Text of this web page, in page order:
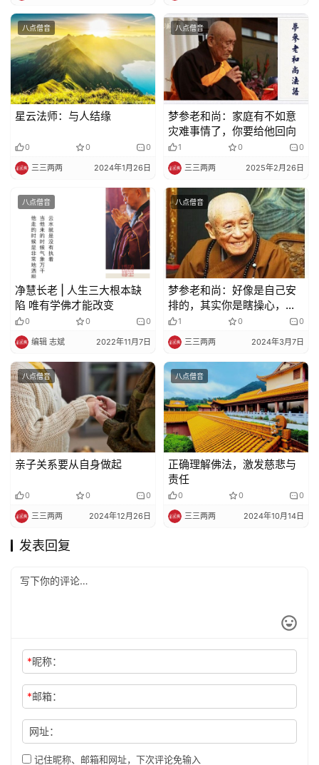
佛
教
艺
术
政
策
规
免
八点僧音
星云法师：与人结缘
0 0 0
三三两两 2024年1月26日
八点僧音
梦参老和尚：家庭有不如意
灾难事情了，你要给他回向
1 0 0
三三两两 2025年2月26日
八点僧音
净慧长老 | 人生三大根本缺
陷 唯有学佛才能改变
0 0 0
编辑 志斌 2022年11月7日
八点僧音
梦参老和尚：好像是自己安
排的，其实你是瞎操心，早
就安排好了
1 0 0
三三两两 2024年3月7日
八点僧音
亲子关系要从自身做起
0 0 0
三三两两 2024年12月26日
八点僧音
正确理解佛法，激发慈悲与
责任
0 0 0
三三两两 2024年10月14日
发表回复
*昵称：
*邮箱：
网址：
记住昵称、邮箱和网址，下次评论免输入